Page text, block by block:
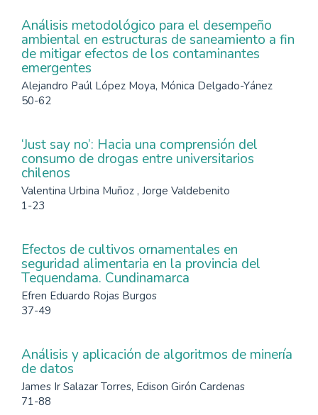
Análisis metodológico para el desempeño
ambiental en estructuras de saneamiento a fin
de mitigar efectos de los contaminantes
emergentes
Alejandro Paúl López Moya, Mónica Delgado-Yánez
50-62
‘Just say no’: Hacia una comprensión del
consumo de drogas entre universitarios
chilenos
Valentina Urbina Muñoz , Jorge Valdebenito
1-23
Efectos de cultivos ornamentales en
seguridad alimentaria en la provincia del
Tequendama. Cundinamarca
Efren Eduardo Rojas Burgos
37-49
Análisis y aplicación de algoritmos de minería
de datos
James Ir Salazar Torres, Edison Girón Cardenas
71-88